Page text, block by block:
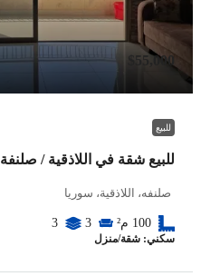
$55,000
للبيع
للبيع شقة في اللاذقية / صلنفة
صلنفه، اللاذقية، سوريا
100 م² 3
3
سكني: شقة/منزل